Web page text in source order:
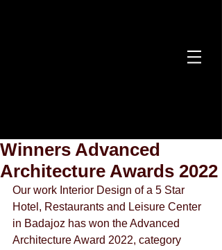
Winners Advanced
Architecture Awards 2022
Our work Interior Design of a 5 Star
Hotel, Restaurants and Leisure Center
in Badajoz has won the Advanced
Architecture Award 2022, category